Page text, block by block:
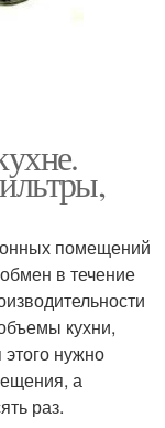
помещений
в течение
кухни,
нужно
а
раз.